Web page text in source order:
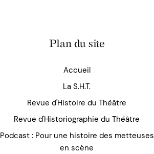
Plan du site
Accueil
La S.H.T.
Revue d'Histoire du Théâtre
Revue d'Historiographie du Théâtre
Podcast : Pour une histoire des metteuses
en scène